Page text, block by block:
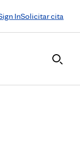
InSolicitar cita